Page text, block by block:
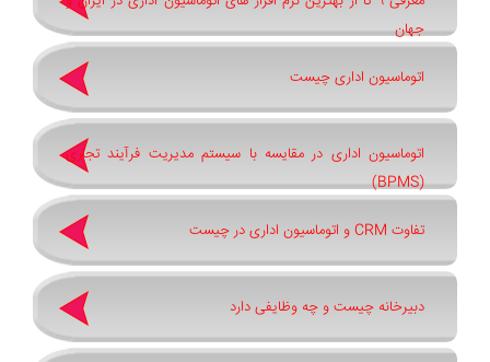
جهان
اتوماسیون اداری چیست
اتوماسیون اداری در مقایسه با سیستم مدیریت فرآیند تجاری
(BPMS)
تفاوت CRM و اتوماسیون اداری در چیست
دبیرخانه چیست و چه وظایفی دارد